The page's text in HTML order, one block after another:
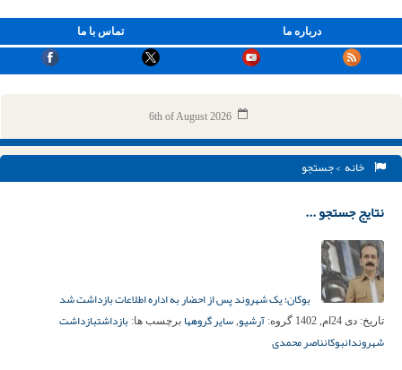
تماس با ما درباره ما
6th of August 2026
خانه > جستجو
نتایج جستجو ...
بوکان؛ یک شهروند پس از احضار به اداره اطلاعات بازداشت شد
تاریخ: دی 24ام, 1402 گروه: آرشیو, سایر گروهها برچسب ها: بازداشتبازداشت
شهروندانبوکانناصر محمدی